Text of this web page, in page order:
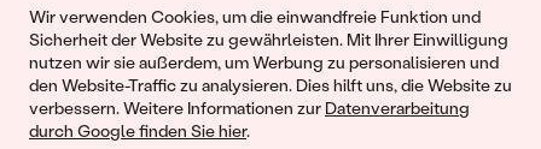
Wir verwenden Cookies, um die einwandfreie Funktion und
Sicherheit der Website zu gewährleisten. Mit Ihrer Einwilligung
nutzen wir sie außerdem, um Werbung zu personalisieren und
den Website-Traffic zu analysieren. Dies hilft uns, die Website zu
verbessern. Weitere Informationen zur Datenverarbeitung
durch Google finden Sie hier.
Begleiten Sie uns!